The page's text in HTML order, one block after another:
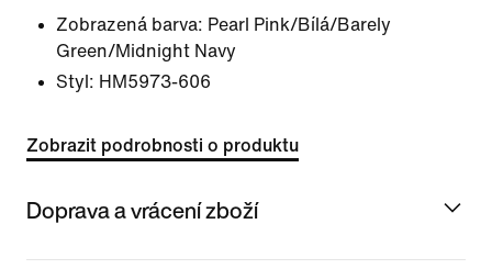
Zobrazená barva: Pearl Pink/Bílá/Barely
Green/Midnight Navy
Styl: HM5973-606
Zobrazit podrobnosti o produktu
Doprava a vrácení zboží